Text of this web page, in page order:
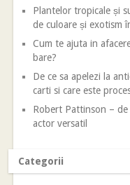
Plantelor tropicale și
de culoare și exotism
Cum te ajuta in
bare?
De ce sa apelezi la
carti si care este
Robert Pattinson –
actor versatil
Categorii